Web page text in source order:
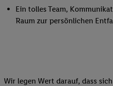
Ein tolles Team,
Raum zur persönlichen
Wir legen Wert darauf, dass